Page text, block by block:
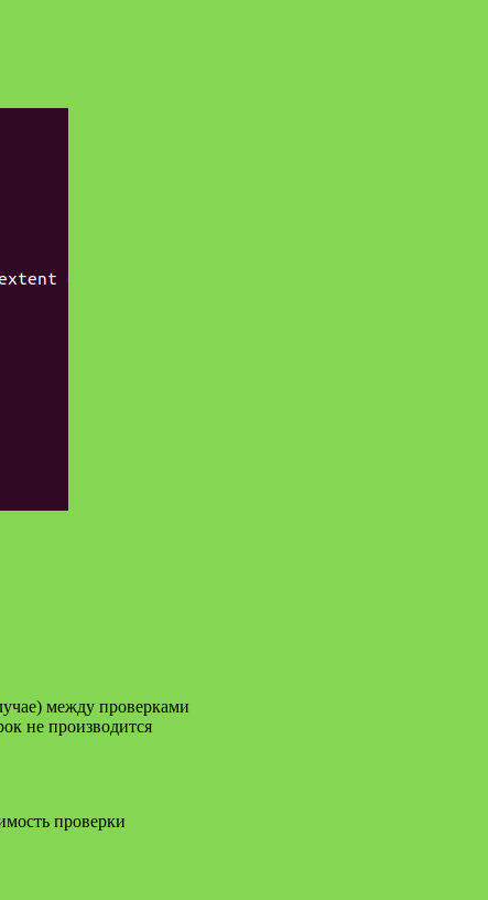
между проверками
не производится
проверки